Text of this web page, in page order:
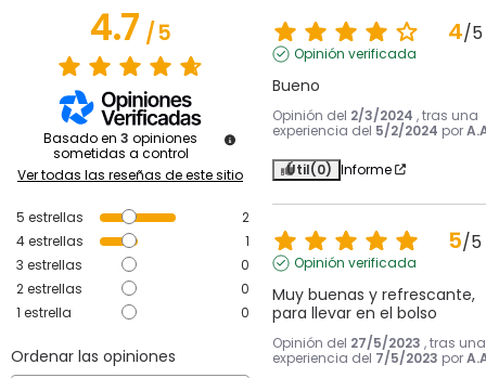
4.7/5
Basado en 3 opiniones
sometidas a control
Ver todas las reseñas de este sitio
5 estrellas
2
4estrellas
1
3 estrellas
0
2estrellas
0
1 estrella 0
Ordenar las opiniones
4/5
Opinión verificada
Bueno
Opinión del 2/3/2024 , tras una
experiencia del 5/2/2024 por
Útil(0) Informe
5/5
Opinión verificada
Muy buenas y refrescante,
para llevar en el bolso
Opinión del 27/5/2023 , tras una
experiencia del 7/5/2023 por